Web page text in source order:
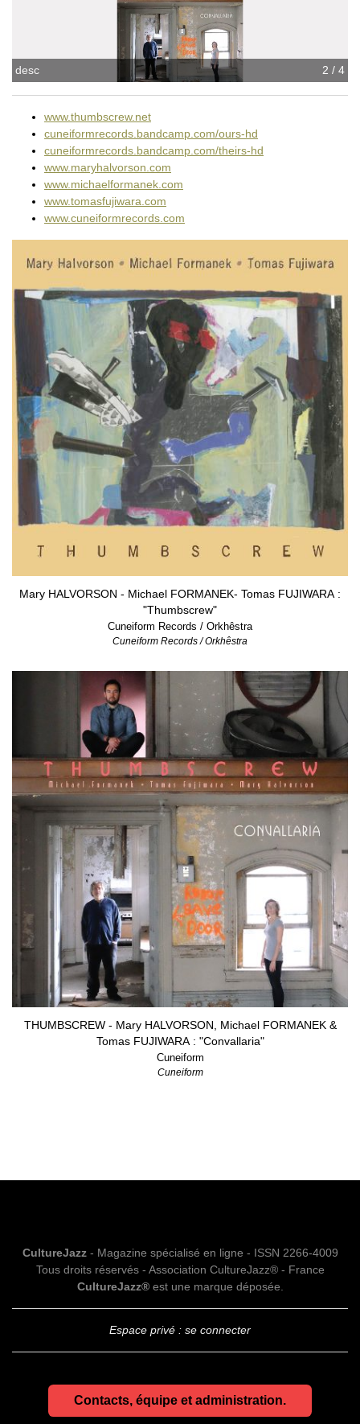
2 / 4
desc
www.thumbscrew.net
cuneiformrecords.bandcamp.com/ours-hd
cuneiformrecords.bandcamp.com/theirs-hd
www.maryhalvorson.com
www.michaelformanek.com
www.tomasfujiwara.com
www.cuneiformrecords.com
Mary HALVORSON - Michael FORMANEK- Tomas FUJIWARA :
"Thumbscrew"
Cuneiform Records / Orkhêstra
Cuneiform Records / Orkhêstra
THUMBSCREW - Mary HALVORSON, Michael FORMANEK &
Tomas FUJIWARA : "Convallaria"
Cuneiform
Cuneiform
CultureJazz- Magazine spécialisé en ligne - ISSN 2266-4009
Tous droits réservés - Association CultureJazz® - France
CultureJazz®est une marque déposée.
Espace privé : se connecter
Contacts, équipe et administration.